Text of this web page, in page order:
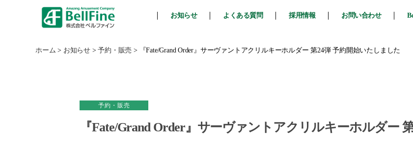
フ
お知らせ よくある質問 採用情報 お問い合わせ
ホーム > お知らせ>予約・販売 > 『Fate/Grand Order』サーヴァントアクリルキーホルダー 第24弾 予約開始いたしました
予約・販売
『Fate/Grand Order』サーヴァントアクリルキーホルダー